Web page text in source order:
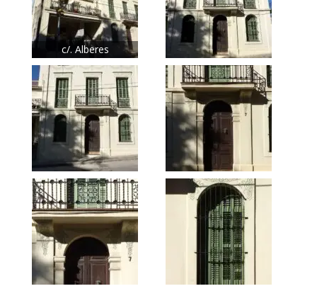
c/. Alberes